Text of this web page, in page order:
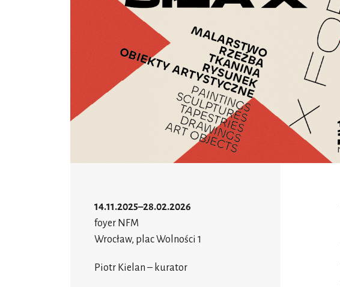
14.11.2025–28.02.2026
foyer NFM
Wrocław, plac Wolności 1
Piotr Kielan – kurator